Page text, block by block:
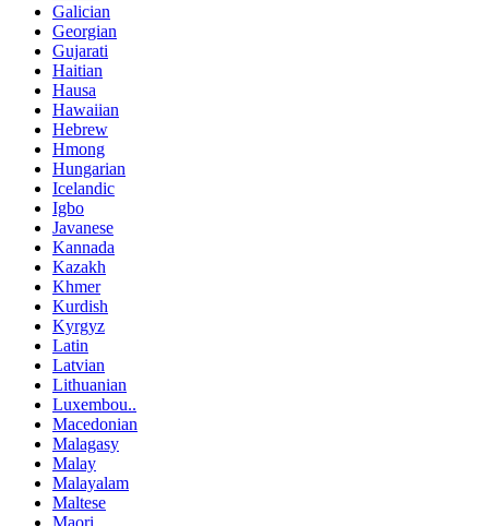
Galician
Georgian
Gujarati
Haitian
Hausa
Hawaiian
Hebrew
Hmong
Hungarian
Icelandic
Igbo
Javanese
Kannada
Kazakh
Khmer
Kurdish
Kyrgyz
Latin
Latvian
Lithuanian
Luxembou..
Macedonian
Malagasy
Malay
Malayalam
Maltese
Maori